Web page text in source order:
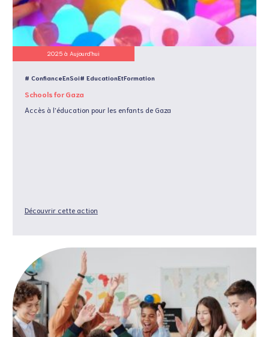
Découvrir cette action
2025 à Aujourd'hui
# ConfianceEnSoi# EducationEtFormation
Schools for Gaza
Accès à l'éducation pour les enfants de Gaza